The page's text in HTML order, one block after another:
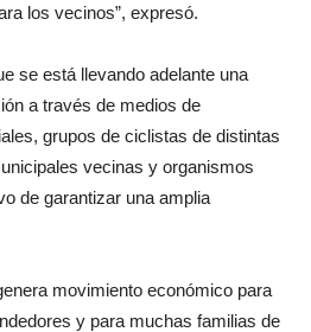
los vecinos”, expresó.
se está llevando adelante una
a través de medios de
grupos de ciclistas de distintas
vecinas y organismos
de garantizar una amplia
movimiento económico para
y para muchas familias de